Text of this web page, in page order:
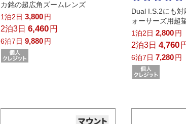
カ銘の超広角ズームレンズ
1泊2日 3,800 円
2泊3日 6,460 円
6泊7日 9,880 円
Dual I.S.2にも
ォーサーズ用超
1泊2日 2,800円
2泊3日 4,760
6泊7日 7,280円